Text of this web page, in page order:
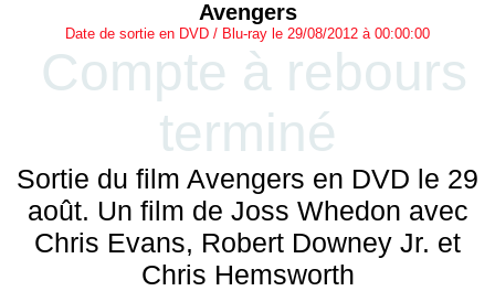
Avengers
Date de sortie en DVD / Blu-ray le 29/08/2012 à 00:00:00
Compte à rebours
terminé
Sortie du film Avengers en DVD le 29
août. Un film de Joss Whedon avec
Chris Evans, Robert Downey Jr. et
Chris Hemsworth